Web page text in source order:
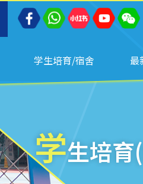
学生培育/宿舍 最
学生培育